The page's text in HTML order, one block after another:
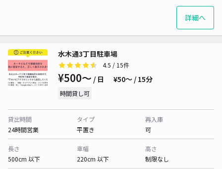
詳細へ
水木通3丁目駐車場
4.5 / 15件
¥500〜 / 日 ¥50〜 / 15分
時間貸し可
貸出時間
24時間営業
タイプ
平置き
再入庫
可
長さ
500cm 以下
車幅
220cm 以下
高さ
制限なし